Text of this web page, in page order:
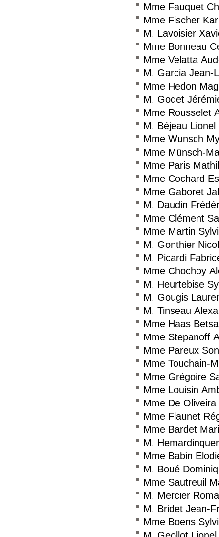
Mme Fauquet
Mme Fischer
M. Lavoisier
Mme Bonneau
Mme Velatta
M. Garcia Jean-
Mme Hedon
M. Godet
Mme Rousselet
M. Béjeau Lionel
Mme Wunsch
Mme Münsch-
Mme Paris
Mme Cochard
Mme Gaboret
M. Daudin
Mme Clément
Mme Martin
M. Gonthier
M. Picardi
Mme Chochoy
M. Heurtebise
M. Gougis
M. Tinseau
Mme Haas
Mme Stepanoff
Mme Pareux
Mme Touchain-
Mme Grégoire
Mme Louisin
Mme De Oliveira
Mme Flaunet
Mme Bardet
M.
Mme Babin
M. Boué
Mme Sautreuil
M. Mercier
M. Bridet Jean-
Mme Boens